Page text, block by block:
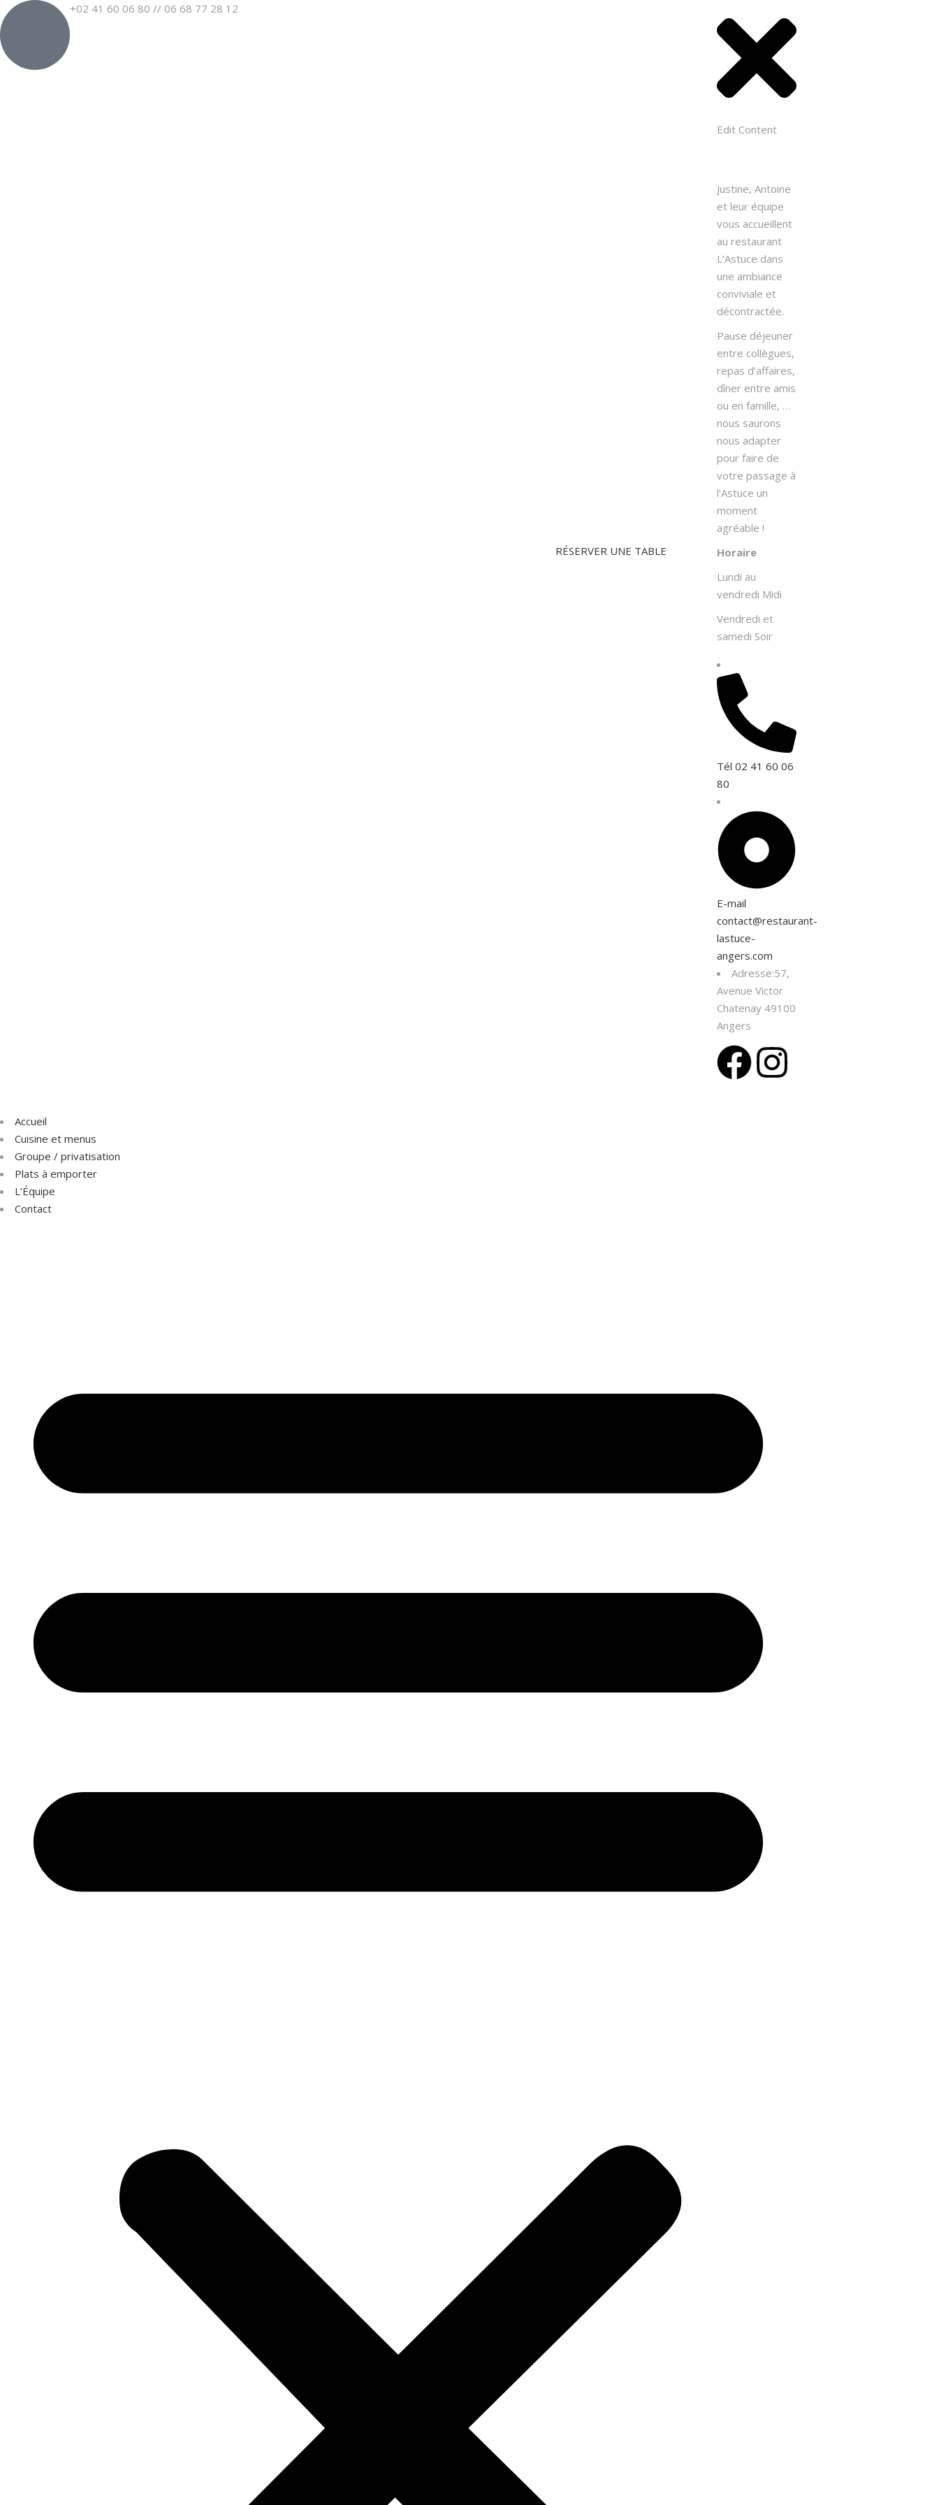
+02 41 60 06 80 // 06 68 77 28 12
RÉSERVER UNE TABLE
Edit Content
Justine, Antoine
et leur équipe
vous accueillent
au restaurant
L’Astuce dans
une ambiance
conviviale et
décontractée.
Pause déjeuner
entre collègues,
repas d’affaires,
dîner entre amis
ou en famille, …
nous saurons
nous adapter
pour faire de
votre passage à
l’Astuce un
moment
agréable !
Horaire
Lundi au
vendredi Midi
Vendredi et
samedi Soir
Tél 02 41 60 06
80
E-mail
contact@restaurant-
lastuce-
angers.com
Adresse:57,
Avenue Victor
Chatenay 49100
Angers
Accueil
Cuisine et menus
Groupe / privatisation
Plats à emporter
L’Équipe
Contact